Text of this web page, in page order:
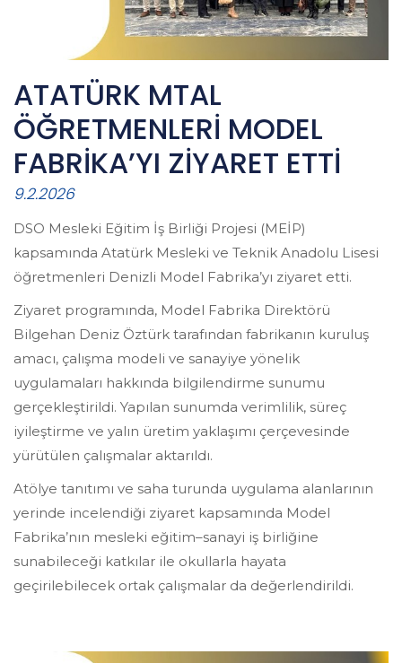
ATATÜRK MTAL
ÖĞRETMENLERİ MODEL
FABRİKA’YI ZİYARET ETTİ
9.2.2026
DSO Mesleki Eğitim İş Birliği Projesi (MEİP)
kapsamında Atatürk Mesleki ve Teknik Anadolu Lisesi
öğretmenleri Denizli Model Fabrika’yı ziyaret etti.
Ziyaret programında, Model Fabrika Direktörü
Bilgehan Deniz Öztürk tarafından fabrikanın kuruluş
amacı, çalışma modeli ve sanayiye yönelik
uygulamaları hakkında bilgilendirme sunumu
gerçekleştirildi. Yapılan sunumda verimlilik, süreç
iyileştirme ve yalın üretim yaklaşımı çerçevesinde
yürütülen çalışmalar aktarıldı.
Atölye tanıtımı ve saha turunda uygulama alanlarının
yerinde incelendiği ziyaret kapsamında Model
Fabrika’nın mesleki eğitim–sanayi iş birliğine
sunabileceği katkılar ile okullarla hayata
geçirilebilecek ortak çalışmalar da değerlendirildi.